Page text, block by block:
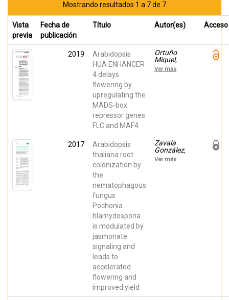
Mostrando resultados 1 a 7 de 7
Vista
previa
Fecha de
publicación
Título Autor(es) Acceso
2019
Arabidopsis
HUA ENHANCER
4 delays
flowering by
upregulating the
MADS-box
repressor genes
FLC and MAF4
Ortuño
Miquel,
Samanta;
Rodríguez
Antonio;
Vera Tornel,
Antonio
Ver más
2017
Arabidopsis
thaliana root
colonization by
the
nematophagous
fungus
Pochonia
hlamydosporia
is modulated by
jasmonate
signaling and
leads to
accelerated
flowering and
improved yield
Zavala
González,
Ernesto
Alejandro;
Ver más